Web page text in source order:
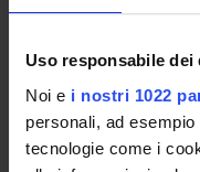
Uso responsabile dei
Noi e i nostri 1022
personali, ad
tecnologie come i
ORGANISATION
GOVERNANCE
COMMITTEES
DEPARTMENT